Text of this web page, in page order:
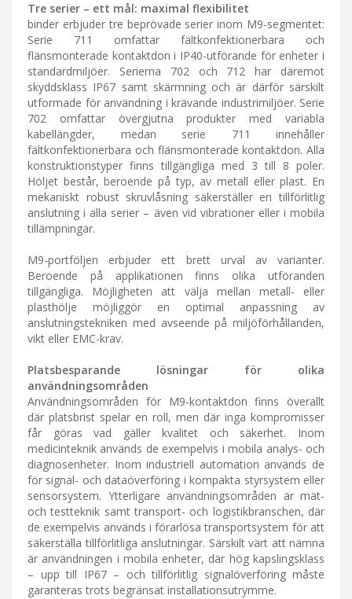
Tre serier – ett mål: maximal flexibilitet
binder erbjuder tre beprövade serier inom M9-segmentet:
Serie 711 omfattar fältkonfektionerbara och
flänsmonterade kontaktdon i IP40-utförande för enheter i
standardmiljöer. Serierna 702 och 712 har däremot
skyddsklass IP67 samt skärmning och är därför särskilt
utformade för användning i krävande industrimiljöer. Serie
702 omfattar övergjutna produkter med variabla
kabellängder, medan serie 711 innehåller
fältkonfektionerbara och flänsmonterade kontaktdon. Alla
konstruktionstyper finns tillgängliga med 3 till 8 poler.
Höljet består, beroende på typ, av metall eller plast. En
mekaniskt robust skruvlåsning säkerställer en tillförlitlig
anslutning i alla serier – även vid vibrationer eller i mobila
tillämpningar.
M9-portföljen erbjuder ett brett urval av varianter.
Beroende på applikationen finns olika utföranden
tillgängliga. Möjligheten att välja mellan metall- eller
plasthölje möjliggör en optimal anpassning av
anslutningstekniken med avseende på miljöförhållanden,
vikt eller EMC-krav.
Platsbesparande lösningar för olika
användningsområden
Användningsområden för M9-kontaktdon finns överallt
där platsbrist spelar en roll, men där inga kompromisser
får göras vad gäller kvalitet och säkerhet. Inom
medicinteknik används de exempelvis i mobila analys- och
diagnosenheter. Inom industriell automation används de
för signal- och dataöverföring i kompakta styrsystem eller
sensorsystem. Ytterligare användningsområden är mät-
och testteknik samt transport- och logistikbranschen, där
de exempelvis används i förarlösa transportsystem för att
säkerställa tillförlitliga anslutningar. Särskilt värt att nämna
är användningen i mobila enheter, där hög kapslingsklass
– upp till IP67 – och tillförlitlig signalöverföring måste
garanteras trots begränsat installationsutrymme.